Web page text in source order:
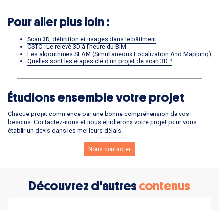
Pour aller plus loin :
Scan 3D, définition et usages dans le bâtiment
CSTC : Le relevé 3D à l’heure du BIM
Les algorithmes SLAM (Simultaneous Localization And Mapping)
Quelles sont les étapes clé d'un projet de scan 3D ?
Étudions ensemble votre projet
Chaque projet commence par une bonne compréhension de vos
besoins. Contactez-nous et nous étudierons votre projet pour vous
établir un devis dans les meilleurs délais.
Nous contacter
Découvrez d'autres contenus